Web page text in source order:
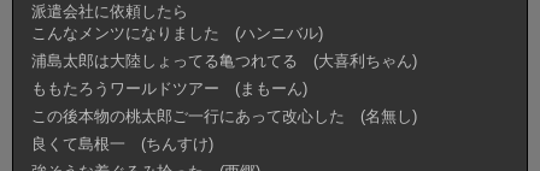
派遣会社に依頼したら
こんなメンツになりました (ハンニバル)
浦島太郎は大陸しょってる亀つれてる (大喜利ちゃん)
ももたろうワールドツアー (まもーん)
この後本物の桃太郎ご一行にあって改心した (名無し)
良くて島根一 (ちんすけ)